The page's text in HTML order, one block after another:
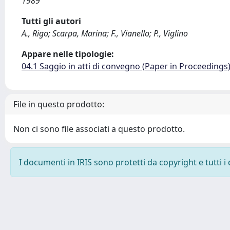
Tutti gli autori
A., Rigo; Scarpa, Marina; F., Vianello; P., Viglino
Appare nelle tipologie:
04.1 Saggio in atti di convegno (Paper in Proceedings)
File in questo prodotto:
Non ci sono file associati a questo prodotto.
I documenti in IRIS sono protetti da copyright e tutti